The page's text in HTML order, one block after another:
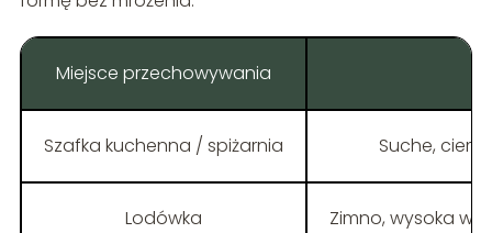
Miejsce przechowywania
Szafka kuchenna / spiżarnia Suche,
Lodówka Zimno, wysoka